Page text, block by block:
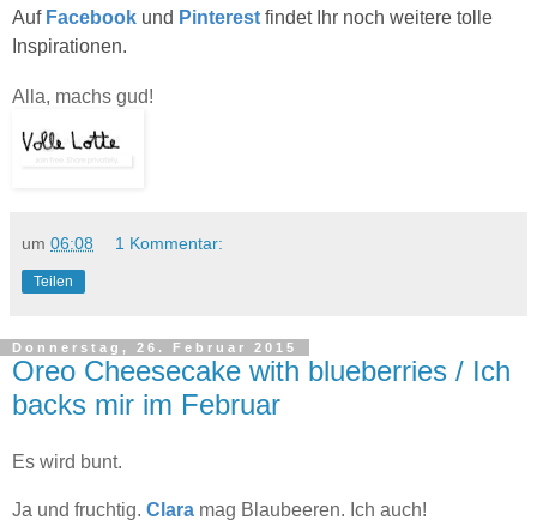
Auf Facebook und Pinterest findet Ihr noch weitere tolle
Inspirationen.
Alla, machs gud!
um 06:08 1 Kommentar:
Teilen
Donnerstag, 26. Februar 2015
Oreo Cheesecake with blueberries / Ich
backs mir im Februar
Es wird bunt.
Ja und fruchtig. Clara mag Blaubeeren. Ich auch!